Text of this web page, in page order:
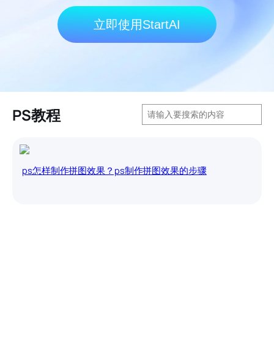
立即使用StartAI
PS教程
搜
索
ps怎样制作拼图效果？ps制作拼图效果的步骤